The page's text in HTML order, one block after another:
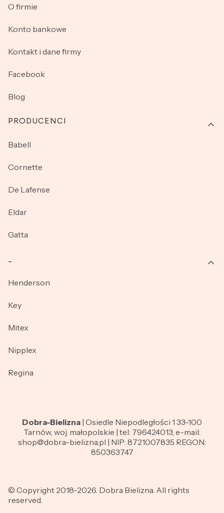
O firmie
Konto bankowe
Kontakt i dane firmy
Facebook
Blog
PRODUCENCI
Babell
Cornette
De Lafense
Eldar
Gatta
Henderson
Key
Mitex
Nipplex
Regina
Dobra-Bielizna | Osiedle Niepodległości 1 33-100
Tarnów, woj. małopolskie | tel: 796424013, e-mail:
shop@dobra-bielizna.pl | NIP: 8721007835 REGON:
850363747
© Copyright 2018-2026. Dobra Bielizna. All rights
reserved.